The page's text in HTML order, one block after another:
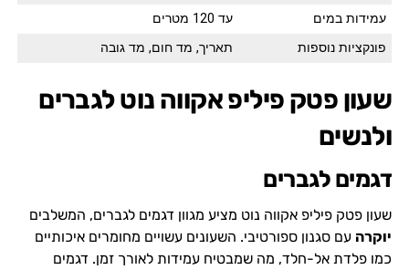
עמידות במים
עד 120 מטרים
פונקציות נוספות
תאריך, מד חום, מד גובה
שעון פטק פיליפ אקווה נוט לגברים
ולנשים
דגמים לגברים
שעון פטק פיליפ אקווה נוט מציע מגוון דגמים לגברים, המשלבים
יוקרה עם סגנון ספורטיבי. השעונים עשויים מחומרים איכותיים
כמו פלדת אל-חלד, מה שמבטיח עמידות לאורך זמן. דגמים